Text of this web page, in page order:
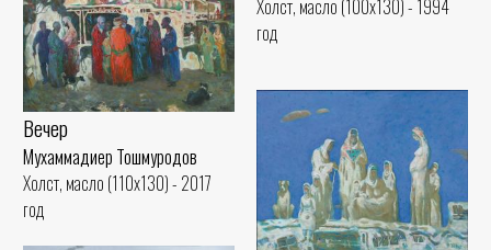
Холст, масло (100x130) - 1994
год
Вечер
Мухаммадиер Тошмуродов
Холст, масло (110x130) - 2017
год